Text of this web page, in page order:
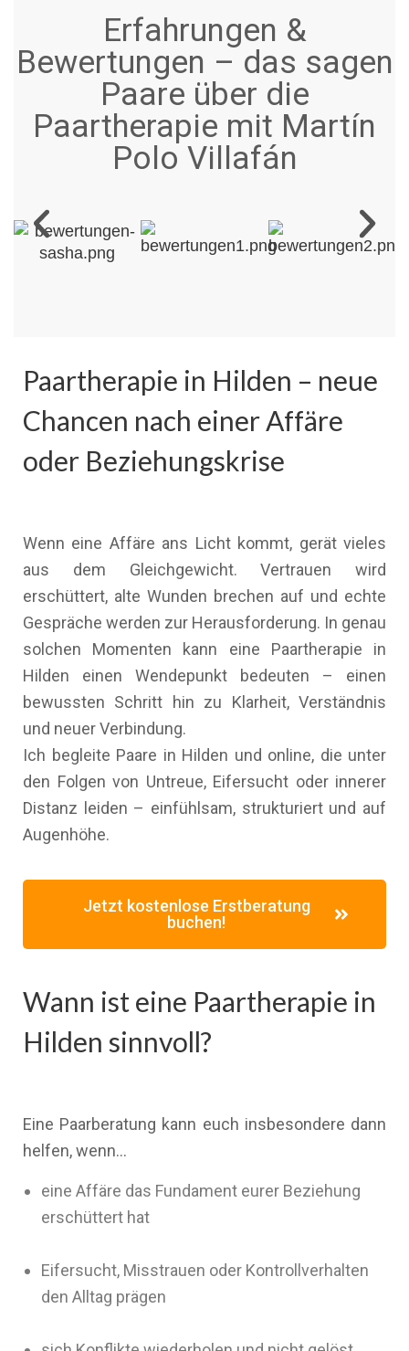
Erfahrungen &
Bewertungen – das sagen
Paare über die
Paartherapie mit Martín
Polo Villafán
Paartherapie in Hilden – neue
Chancen nach einer Affäre
oder Beziehungskrise
Wenn eine Affäre ans Licht kommt, gerät vieles
aus dem Gleichgewicht. Vertrauen wird
erschüttert, alte Wunden brechen auf und echte
Gespräche werden zur Herausforderung. In genau
solchen Momenten kann eine Paartherapie in
Hilden einen Wendepunkt bedeuten – einen
bewussten Schritt hin zu Klarheit, Verständnis
und neuer Verbindung.
Ich begleite Paare in Hilden und online, die unter
den Folgen von Untreue, Eifersucht oder innerer
Distanz leiden – einfühlsam, strukturiert und auf
Augenhöhe.
Jetzt kostenlose Erstberatung
buchen!
Wann ist eine Paartherapie in
Hilden sinnvoll?
Eine Paarberatung kann euch insbesondere dann
helfen, wenn…
eine Affäre das Fundament eurer Beziehung
erschüttert hat
Eifersucht, Misstrauen oder Kontrollverhalten
den Alltag prägen